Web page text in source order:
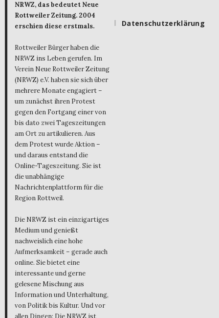
NRWZ, das bedeutet Neue
Rottweiler Zeitung. 2004
erschien diese erstmals.
Rottweiler Bürger haben die
NRWZ ins Leben gerufen. Im
Verein Neue Rottweiler Zeitung
(NRWZ) e.V. haben sie sich über
mehrere Monate engagiert –
um zunächst ihren Protest
gegen den Fortgang einer von
bis dato zwei Tageszeitungen
am Ort zu artikulieren. Aus
dem Protest wurde Aktion –
und daraus entstand die
Online-Tageszeitung. Sie ist
die unabhängige
Nachrichtenplattform für die
Region Rottweil.
Die NRWZ ist ein einzigartiges
Medium und genießt
nachweislich eine hohe
Aufmerksamkeit – gerade auch
online. Sie bietet eine
interessante und gerne
gelesene Mischung aus
Information und Unterhaltung,
von Politik bis Kultur. Und vor
Datenschutzerklärung